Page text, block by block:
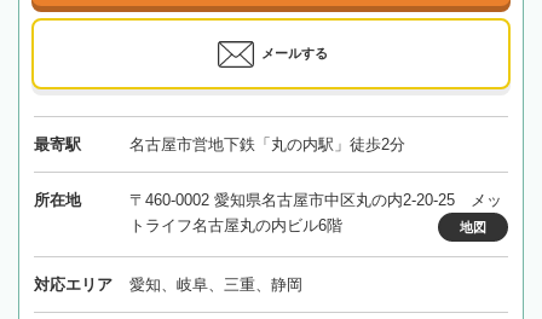
メールする
最寄駅 名古屋市営地下鉄「丸の内駅」徒歩2分
所在地
〒460-0002 愛知県名古屋市中区丸の内2-20-25 メッ
トライフ名古屋丸の内ビル6階
地図
対応エリア 愛知、岐阜、三重、静岡